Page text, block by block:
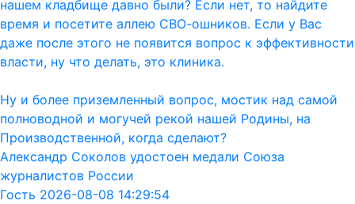
нашем кладбище давно были? Если нет, то найдите
время и посетите аллею СВО-ошников. Если у Вас
даже после этого не появится вопрос к эффективности
власти, ну что делать, это клиника.
Ну и более приземленный вопрос, мостик над самой
полноводной и могучей рекой нашей Родины, на
Производственной, когда сделают?
Александр Соколов удостоен медали Союза
журналистов России
Гость 2026-08-08 14:29:54